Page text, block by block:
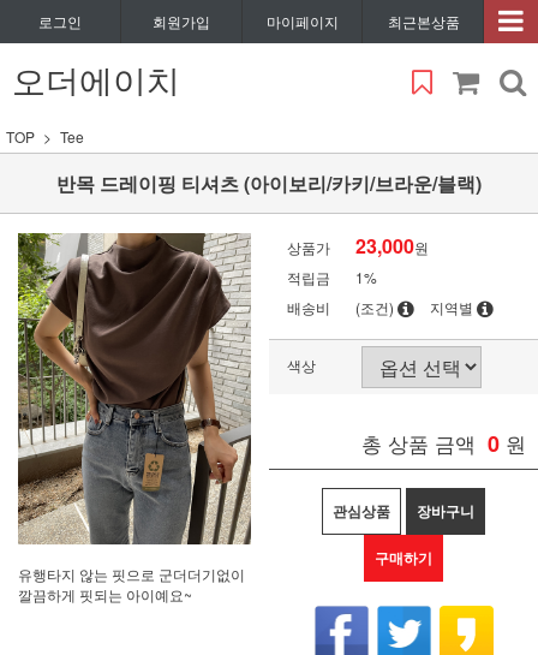
로그인 회원가입 마이페이지 최근본상품
오더에이치
TOP Tee
반목 드레이핑 티셔츠 (아이보리/카키/브라운/블랙)
유행타지 않는 핏으로 군더더기없이
깔끔하게 핏되는 아이예요~
상품가 23,000원
적립금
1%
배송비
(조건) 지역별
색상
총 상품 금액 0 원
관심상품 장바구니
구매하기